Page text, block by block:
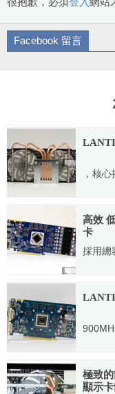
Facebook 留言
，核
2011.03.01
高效
卡
採用總
2012.12.26
極致
顯示